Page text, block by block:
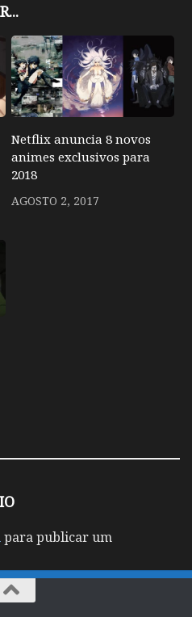
Netflix anuncia 8 novos
animes exclusivos para
2018
AGOSTO 2, 2017
para publicar um